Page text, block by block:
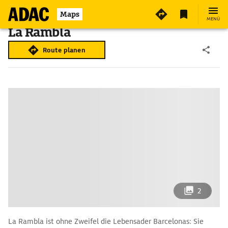
Maps MENÜ
La Rambla
Route planen
2
La Rambla ist ohne Zweifel die Lebensader Barcelonas: Sie